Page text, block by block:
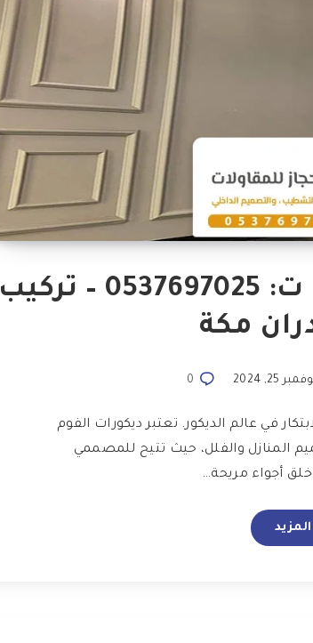
معلم ديكورات فوم جدة ت: 0537697025 – تركيب
مكة
25, 2024
0
في عالم الديكور. تعتبر ديكورات الفوم
المنازل والفلل، حيث تتيح للمصممي
خلق أجواء مريحة…